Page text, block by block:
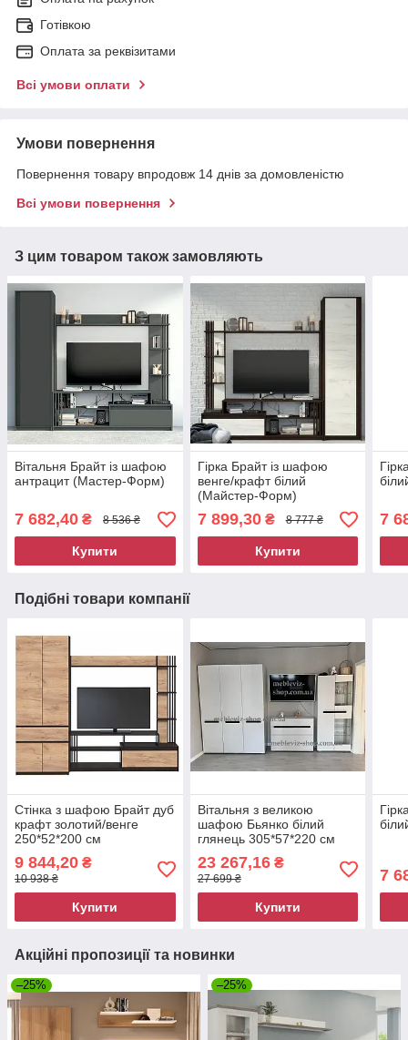
Готівкою
Оплата за реквізитами
Всі умови оплати
Умови повернення
Повернення товару впродовж 14 днів за домовленістю
Всі умови повернення
З цим товаром також замовляють
Вітальня Брайт із шафою
антрацит (Мастер-Форм)
7 682,40 ₴ 8 536 ₴
Купити
Гірка Брайт із шафою
венге/крафт білий
(Майстер-Форм)
7 899,30₴ 8 777 ₴
Купити
7
Подібні товари компанії
Стінка з шафою Брайт дуб
крафт золотий/венге
250*52*200 см
9 844,20 ₴
10 938 ₴
Купити
Вітальня з великою
шафою Бьянко білий
глянець 305*57*220 см
23 267,16₴
27 699 ₴
Купити
7
Акційні пропозиції та новинки
–25% –25%